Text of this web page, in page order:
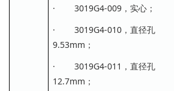
· 3019G4-009，实心；
· 3019G4-010，直径孔
9.53mm；
· 3019G4-011，直径孔
12.7mm；